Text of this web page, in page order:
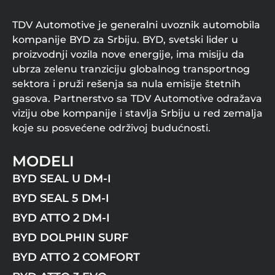
v
a
t
a
m
p
l
i
t
u
p
i
a
t
n
o
v
e
š
t
e
n
j
a
p
u
e
m
m
e
j
l
i
p
o
TDV Automotive je generalni uvoznik automobila
kompanije BYD za Srbiju. BYD, svetski lider u
proizvodnji vozila nove energije, ima misiju da
ubrza zelenu tranziciju globalnog transportnog
sektora i pruži rešenja sa nula emisije štetnih
gasova. Partnerstvo sa TDV Automotive odražava
viziju obe kompanije i stavlja Srbiju u red zemalja
koje su posvećene održivoj budućnosti.
MODELI
BYD SEAL U DM-I
BYD SEAL 5 DM-I
BYD ATTO 2 DM-I
BYD DOLPHIN SURF
BYD ATTO 2 COMFORT